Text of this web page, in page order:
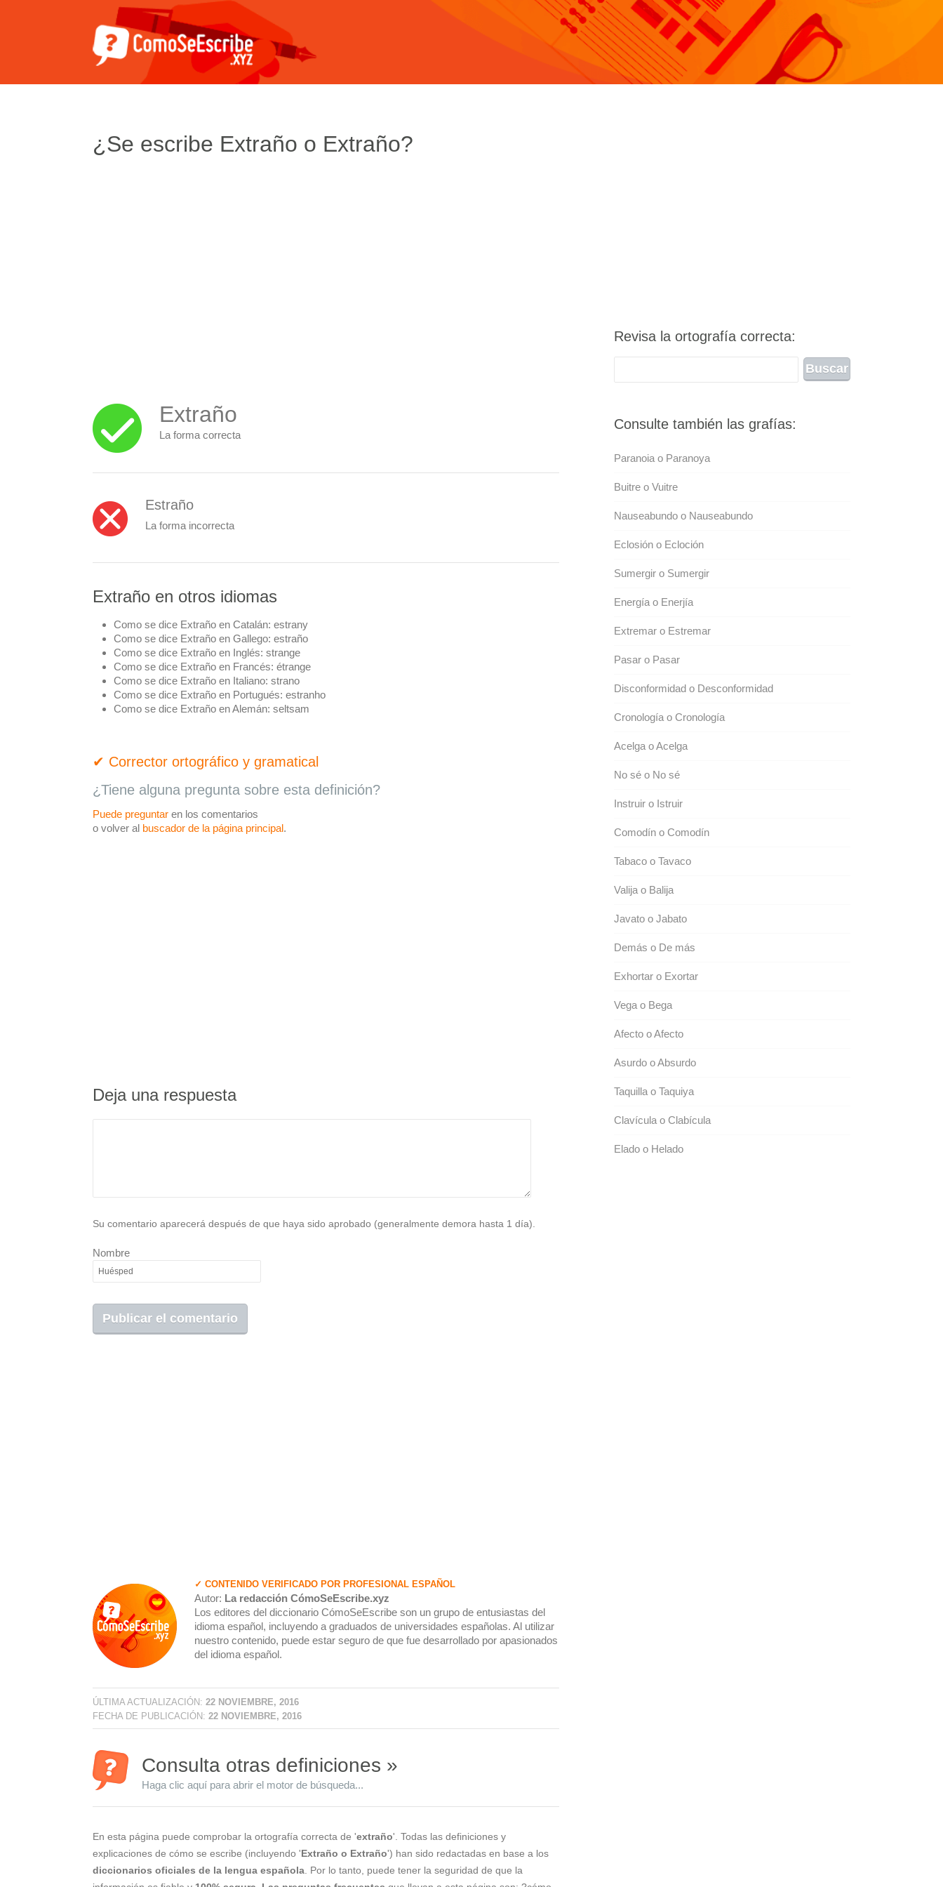
¿Se escribe Extraño o Extraño?
Extraño
La forma correcta
Estraño
La forma incorrecta
Extraño en otros idiomas
Como se dice Extraño en Catalán: estrany
Como se dice Extraño en Gallego: estraño
Como se dice Extraño en Inglés: strange
Como se dice Extraño en Francés: étrange
Como se dice Extraño en Italiano: strano
Como se dice Extraño en Portugués: estranho
Como se dice Extraño en Alemán: seltsam
✔ Corrector ortográfico y gramatical
¿Tiene alguna pregunta sobre esta definición?
Puede preguntar en los comentarios
o volver al buscador de la página principal.
Deja una respuesta
Su comentario aparecerá después de que haya sido aprobado (generalmente demora hasta 1 día).
Nombre
✓ CONTENIDO VERIFICADO POR PROFESIONAL ESPAÑOL
Autor: La redacción CómoSeEscribe.xyz
Los editores del diccionario CómoSeEscribe son un grupo de entusiastas del
idioma español, incluyendo a graduados de universidades españolas. Al utilizar
nuestro contenido, puede estar seguro de que fue desarrollado por apasionados
del idioma español.
ÚLTIMA ACTUALIZACIÓN: 22 NOVIEMBRE, 2016
FECHA DE PUBLICACIÓN: 22 NOVIEMBRE, 2016
Consulta otras definiciones »
Haga clic aquí para abrir el motor de búsqueda...
En esta página puede comprobar la ortografía correcta de 'extraño'. Todas las definiciones y
explicaciones de cómo se escribe (incluyendo 'Extraño o Extraño') han sido redactadas en base a los
diccionarios oficiales de la lengua española . Por lo tanto, puede tener la seguridad de que la
Revisa la ortografía correcta:
Consulte también las grafías:
Paranoia o Paranoya
Buitre o Vuitre
Nauseabundo o Nauseabundo
Eclosión o Ecloción
Sumergir o Sumergir
Energía o Enerjía
Extremar o Estremar
Pasar o Pasar
Disconformidad o Desconformidad
Cronología o Cronología
Acelga o Acelga
No sé o No sé
Instruir o Istruir
Comodín o Comodín
Tabaco o Tavaco
Valija o Balija
Javato o Jabato
Demás o De más
Exhortar o Exortar
Vega o Bega
Afecto o Afecto
Asurdo o Absurdo
Taquilla o Taquiya
Clavícula o Clabícula
Elado o Helado